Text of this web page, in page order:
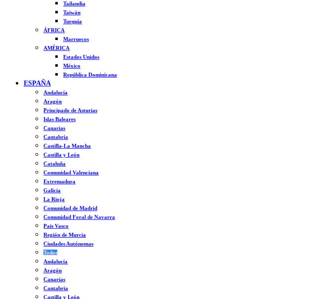
Tailandia
Taiwán
Turquía
ÁFRICA
Marruecos
AMÉRICA
Estados Unidos
México
República Dominicana
ESPAÑA
Andalucía
Aragón
Principado de Asturias
Islas Baleares
Canarias
Cantabria
Castilla-La Mancha
Castilla y León
Cataluña
Comunidad Valenciana
Extremadura
Galicia
La Rioja
Comunidad de Madrid
Comunidad Foral de Navarra
País Vasco
Región de Murcia
Ciudades Autónomas
Todos
Andalucía
Aragón
Canarias
Cantabria
Castilla y León